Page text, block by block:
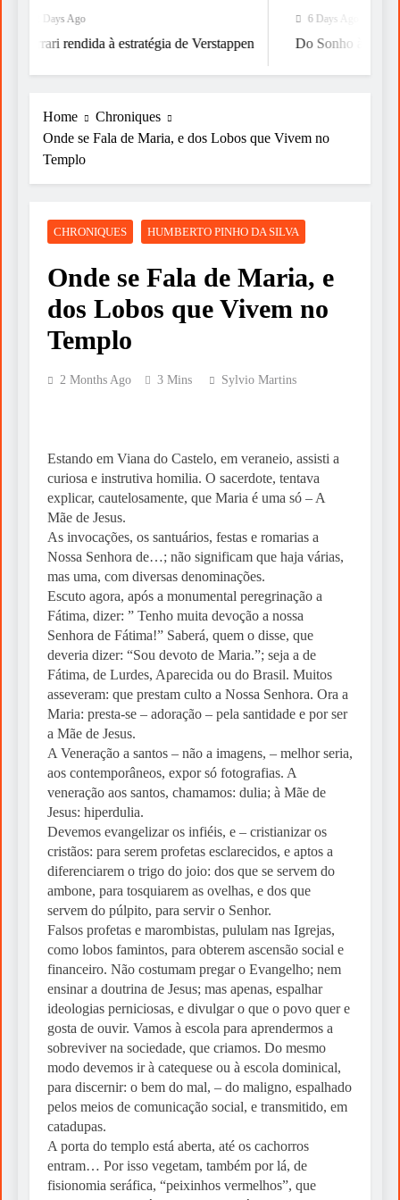
2 Days Ago
Ferrari rendida à estratégia de Verstappen
6 Days Ago
Do Sonho à Vitória
Home
Chroniques
Onde se Fala de Maria, e dos Lobos que Vivem no
Templo
CHRONIQUES HUMBERTO PINHO DA SILVA
Onde se Fala de Maria, e
dos Lobos que Vivem no
Templo
2 Months Ago 3 Mins Sylvio Martins
Estando em Viana do Castelo, em veraneio, assisti a
curiosa e instrutiva homilia. O sacerdote, tentava
explicar, cautelosamente, que Maria é uma só – A
Mãe de Jesus.
As invocações, os santuários, festas e romarias a
Nossa Senhora de…; não significam que haja várias,
mas uma, com diversas denominações.
Escuto agora, após a monumental peregrinação a
Fátima, dizer: ” Tenho muita devoção a nossa
Senhora de Fátima!” Saberá, quem o disse, que
deveria dizer: “Sou devoto de Maria.”; seja a de
Fátima, de Lurdes, Aparecida ou do Brasil. Muitos
asseveram: que prestam culto a Nossa Senhora. Ora a
Maria: presta-se – adoração – pela santidade e por ser
a Mãe de Jesus.
A Veneração a santos – não a imagens, – melhor seria,
aos contemporâneos, expor só fotografias. A
veneração aos santos, chamamos: dulia; à Mãe de
Jesus: hiperdulia.
Devemos evangelizar os infiéis, e – cristianizar os
cristãos: para serem profetas esclarecidos, e aptos a
diferenciarem o trigo do joio: dos que se servem do
ambone, para tosquiarem as ovelhas, e dos que
servem do púlpito, para servir o Senhor.
Falsos profetas e marombistas, pululam nas Igrejas,
como lobos famintos, para obterem ascensão social e
financeiro. Não costumam pregar o Evangelho; nem
ensinar a doutrina de Jesus; mas apenas, espalhar
ideologias perniciosas, e divulgar o que o povo quer e
gosta de ouvir. Vamos à escola para aprendermos a
sobreviver na sociedade, que criamos. Do mesmo
modo devemos ir à catequese ou à escola dominical,
para discernir: o bem do mal, – do maligno, espalhado
pelos meios de comunicação social, e transmitido, em
catadupas.
A porta do templo está aberta, até os cachorros
entram… Por isso vegetam, também por lá, de
fisionomia seráfica, “peixinhos vermelhos”, que